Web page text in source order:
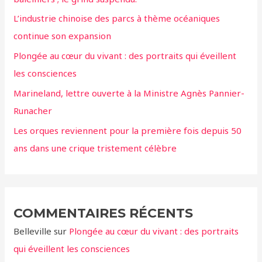
h
e
r
:
L’industrie chinoise des parcs à thème océaniques
continue son expansion
Plongée au cœur du vivant : des portraits qui éveillent
les consciences
Marineland, lettre ouverte à la Ministre Agnès Pannier-
Runacher
Les orques reviennent pour la première fois depuis 50
ans dans une crique tristement célèbre
COMMENTAIRES RÉCENTS
Belleville sur Plongée au cœur du vivant : des portraits
qui éveillent les consciences